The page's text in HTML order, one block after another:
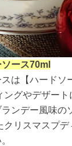
ース70ml
は【ハードソ
ングやデザー
ンデー風味の
クリスマスプ